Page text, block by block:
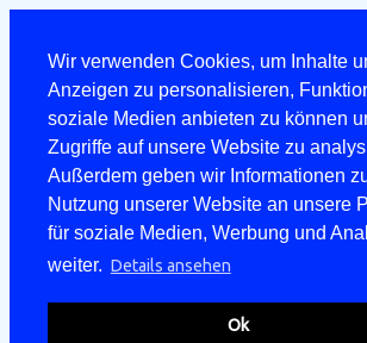
Wir verwenden Cookies, um Inhalte
Anzeigen zu personalisieren,
soziale Medien anbieten zu können
Zugriffe auf unsere Website zu
Außerdem geben wir Informationen
Nutzung unserer Website an unsere
für soziale Medien, Werbung und
weiter. Details ansehen
Ok